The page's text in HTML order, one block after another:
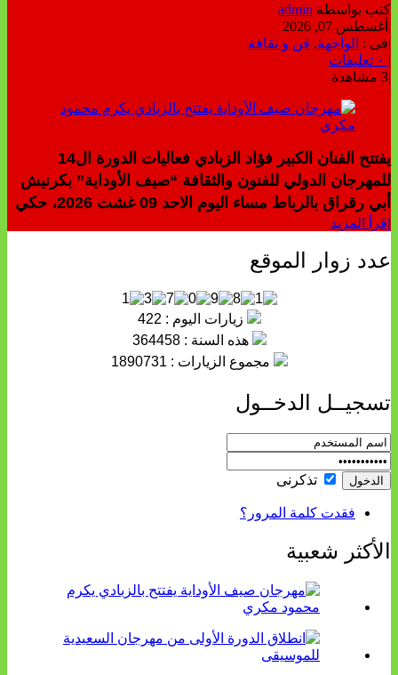
كتب بواسطة admin
| أغسطس 07, 2026
|فى : الواجهة, فن و ثقافة
|
|3 مشاهدة
يفتتح الفنان الكبير فؤاد الزبادي فعاليات الدورة ال14
للمهرجان الدولي للفنون والثقافة “صيف الأوداية” بكرنيش
أبي رقراق بالرباط مساء اليوم الاحد 09 غشت 2026، حكي
إقرأ المزيد
عدد زوار الموقع
زيارات اليوم : 422
هذه السنة : 364458
مجموع الزيارات : 1890731
تسجيــل الدخــول
تذكرنى
فقدت كلمة المرور؟
الأكثر شعبية